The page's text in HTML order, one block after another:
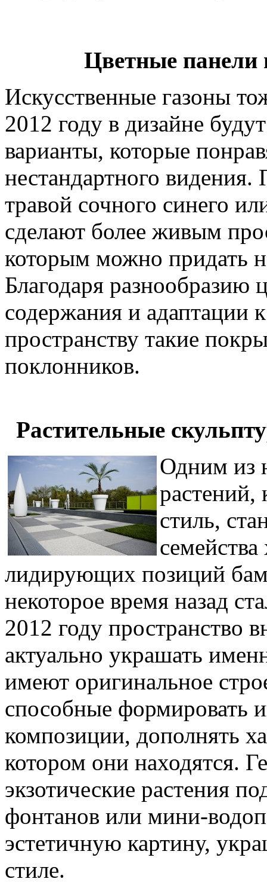
Цветные панели
Искусственные газоны
2012 году в дизайне
варианты, которые
нестандартного
травой сочного синего
сделают более живым
которым можно придать
Благодаря разнообразию
содержания и адаптации
пространству такие
поклонников.
Растительные
Одним из
растений,
стиль,
лидирующих позиций
некоторое время назад
2012 году пространство
актуально украшать
имеют оригинальное
способные формировать
композиции, дополнять
котором они находятся.
экзотические растения
фонтанов или мини-
эстетичную картину,
стиле.